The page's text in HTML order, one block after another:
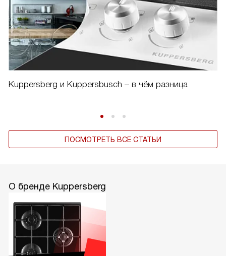
Kuppersberg и Kuppersbusch – в чём разница
ПОСМОТРЕТЬ ВСЕ СТАТЬИ
О бренде Kuppersberg